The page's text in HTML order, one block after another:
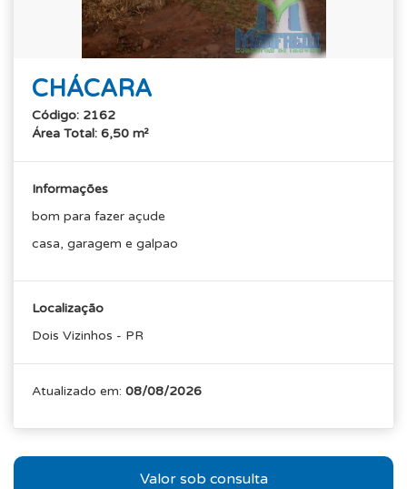
CHÁCARA
Código: 2162
Área Total: 6,50 m²
Informações
bom para fazer açude
casa, garagem e galpao
Localização
Dois Vizinhos - PR
Atualizado em: 08/08/2026
Valor sob consulta